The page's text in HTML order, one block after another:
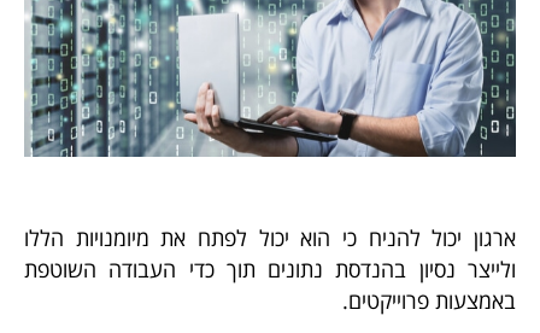
ארגון יכול להניח כי הוא יכול לפתח את מיומנויות הללו
ולייצר נסיון בהנדסת נתונים תוך כדי העבודה השוטפת
באמצעות פרוייקטים.